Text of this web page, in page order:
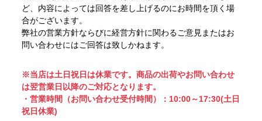
ど、内容によっては回答を差し上げるのにお時間を頂く場
合がございます。
弊社の営業方針ならびに経営方針に関わるご意見またはお
問い合わせにはご回答は致しかねます。
※当店は土日祝日は休業です。商品の出荷やお問い合わせ
は翌営業日以降のご対応となります。
・営業時間（お問い合わせ受付時間）：10:00～17:30(土日
祝日休業)